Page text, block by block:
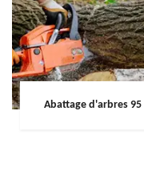
Abattage d'arbres 95